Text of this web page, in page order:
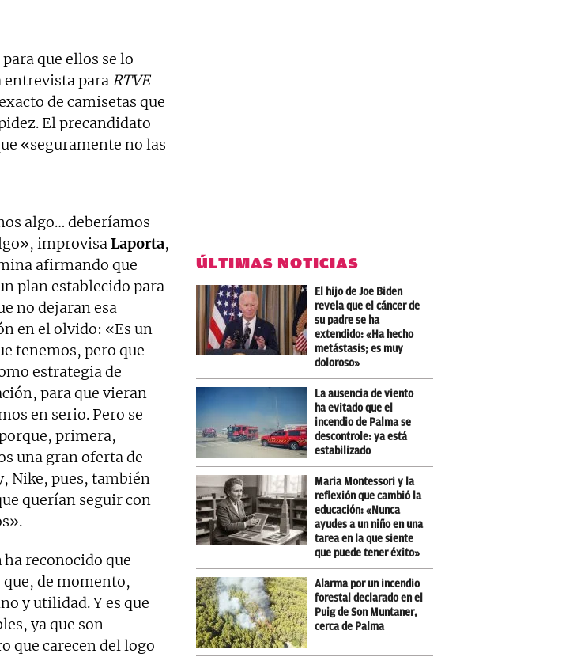
que ellos se lo
entrevista para RTVE
de camisetas que
El precandidato
«seguramente no las
algo… deberíamos
improvisaLaporta,
afirmando que
plan establecido para
no dejaran esa
en el olvido: «Es un
tenemos, pero que
estrategia de
para que vieran
en serio. Pero se
primera,
una gran oferta de
Nike, pues, también
querían seguir con
ha reconocido que
de momento,
y utilidad. Y es que
ya que son
que carecen del logo
ÚLTIMAS NOTICIAS
El hijo de Joe Biden
revela que el cáncer de
su padre se ha
extendido: «Ha hecho
metástasis; es muy
doloroso»
La ausencia de viento
ha evitado que el
incendio de Palma se
descontrole: ya está
estabilizado
Maria Montessori y la
reflexión que cambió la
educación: «Nunca
ayudes a un niño en una
tarea en la que siente
que puede tener éxito»
Alarma por un incendio
forestal declarado en el
Puig de Son Muntaner,
cerca de Palma